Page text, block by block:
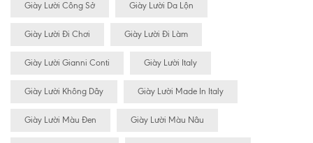
Giày Lười Công Sở Giày Lười Da Lộn
Giày Lười Đi Chơi Giày Lười Đi Làm
Giày Lười Gianni Conti Giày Lười Italy
Giày Lười Không Dây Giày Lười Made In Italy
Giày Lười Màu Đen Giày Lười Màu Nâu